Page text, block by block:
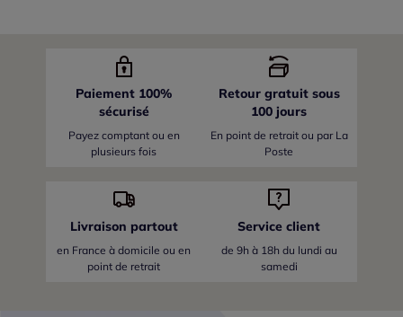
Paiement 100%
sécurisé
Payez comptant ou en
plusieurs fois
Retour gratuit sous
100 jours
En point de retrait ou par La
Poste
Livraison partout
en France à domicile ou en
point de retrait
Service client
de 9h à 18h du lundi au
samedi